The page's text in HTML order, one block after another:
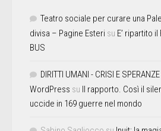
Teatro sociale per curare una
divisa – Pagine Esteri su E’ ripartito il
BUS
DIRITTI UMANI - CRISI E
WordPress su Il rapporto. Così il
uccide in 169 guerre nel mondo